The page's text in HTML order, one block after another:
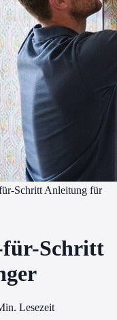
Schritt Anleitung für
für-Schritt
Lesezeit